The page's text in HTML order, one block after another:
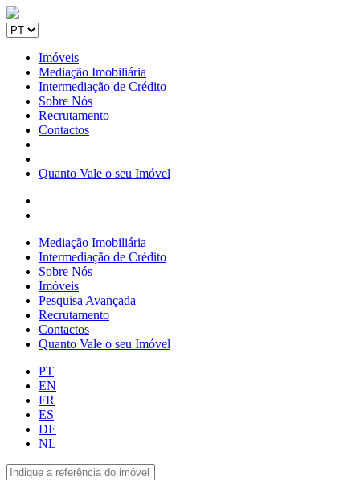
Imóveis
Mediação Imobiliária
Intermediação de Crédito
Sobre Nós
Recrutamento
Contactos
Quanto Vale o seu Imóvel
Mediação Imobiliária
Intermediação de Crédito
Sobre Nós
Imóveis
Pesquisa Avançada
Recrutamento
Contactos
Quanto Vale o seu Imóvel
PT
EN
FR
ES
DE
NL